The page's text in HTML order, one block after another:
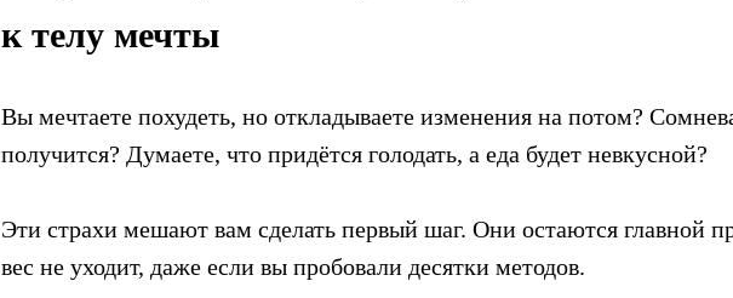
к телу мечты
Вы мечтаете похудеть, но откладываете изменения на потом?
получится? Думаете, что придётся голодать, а еда будет невкусной?
Эти страхи мешают вам сделать первый шаг. Они остаются главной
вес не уходит, даже если вы пробовали десятки методов.